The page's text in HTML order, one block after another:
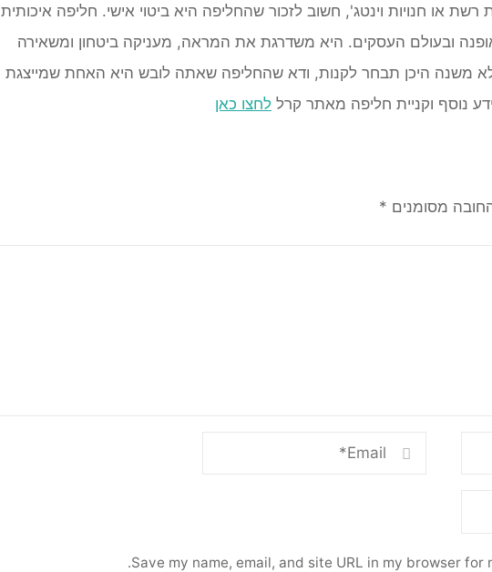
רשת או חנויות וינטג', חשוב לזכור שהחליפה היא ביטוי אישי. חליפה איכותית
ובעולם העסקים. היא משדרגת את המראה, מעניקה ביטחון ומשאירה
לא משנה היכן תבחר לקנות, ודא שהחליפה שאתה לובש היא האחת שמייצגת
נוסף וקניית חליפה מאתר קרללחצו כאן
מסומנים *
Save my name, email, and site URL in my browser for